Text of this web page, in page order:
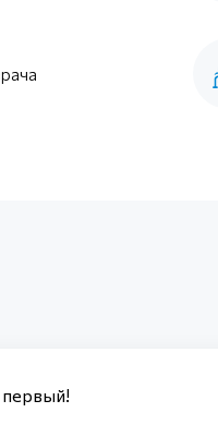
первый!